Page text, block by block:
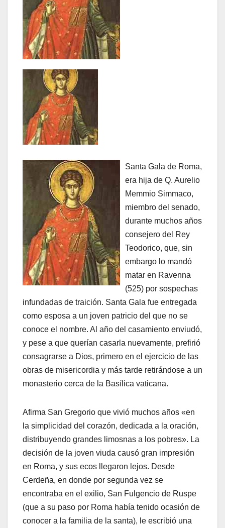
Santa Gala de Roma,
era hija de Q. Aurelio
Memmio Simmaco,
miembro del senado,
durante muchos años
consejero del Rey
Teodorico, que, sin
embargo lo mandó
matar en Ravenna
(525) por sospechas
infundadas de traición. Santa Gala fue entregada
como esposa a un joven patricio del que no se
conoce el nombre. Al año del casamiento enviudó,
y pese a que querían casarla nuevamente, prefirió
consagrarse a Dios, primero en el ejercicio de las
obras de misericordia y más tarde retirándose a un
monasterio cerca de la Basílica vaticana.
Afirma San Gregorio que vivió muchos años «en
la simplicidad del corazón, dedicada a la oración,
distribuyendo grandes limosnas a los pobres». La
decisión de la joven viuda causó gran impresión
en Roma, y sus ecos llegaron lejos. Desde
Cerdeña, en donde por segunda vez se
encontraba en el exilio, San Fulgencio de Ruspe
(que a su paso por Roma había tenido ocasión de
conocer a la familia de la santa), le escribió una